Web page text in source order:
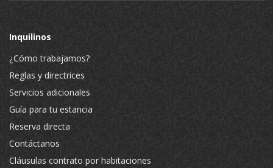
Inquilinos
¿Cómo trabajamos?
Reglas y directrices
Servicios adicionales
Guía para tu estancia
Reserva directa
Contáctanos
Cláusulas contrato por habitaciones